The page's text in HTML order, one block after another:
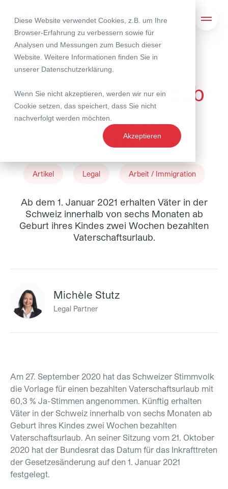
Diese Website verwendet Cookies, z.B. um Ihre
Browser-Erfahrung zu verbessern sowie für
Analysen und Messungen zum Besuch dieser
Website. Weitere Informationen finden Sie in
unserer Datenschutzerklärung
Wenn Sie nicht akzeptieren, werden wir nur ein
Cookie setzen, das speichert, dass Sie nicht
nachverfolgt werden möchten.
Akzeptieren
Suche
05. Januar 2021
Vaterschaftsurlaub
ab dem 1. Januar
2021
Artikel Legal Arbeit / Immigration
Ab dem 1. Januar 2021 erhalten Väter in der
Schweiz innerhalb von sechs Monaten ab
Geburt ihres Kindes zwei Wochen bezahlten
Vaterschaftsurlaub.
Michèle Stutz
Legal Partner
Am 27. September 2020 hat das Schweizer Stimmvolk
die Vorlage für einen bezahlten Vaterschaftsurlaub mit
60,3 % Ja-Stimmen angenommen. Künftig erhalten
Väter in der Schweiz innerhalb von sechs Monaten ab
Geburt ihres Kindes zwei Wochen bezahlten
Vaterschaftsurlaub. An seiner Sitzung vom 21. Oktober
2020 hat der Bundesrat das Datum für das Inkrafttreten
der Gesetzesänderung auf den 1. Januar 2021
festgelegt.